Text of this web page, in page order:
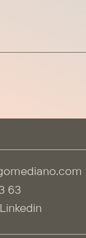
63
Linkedin